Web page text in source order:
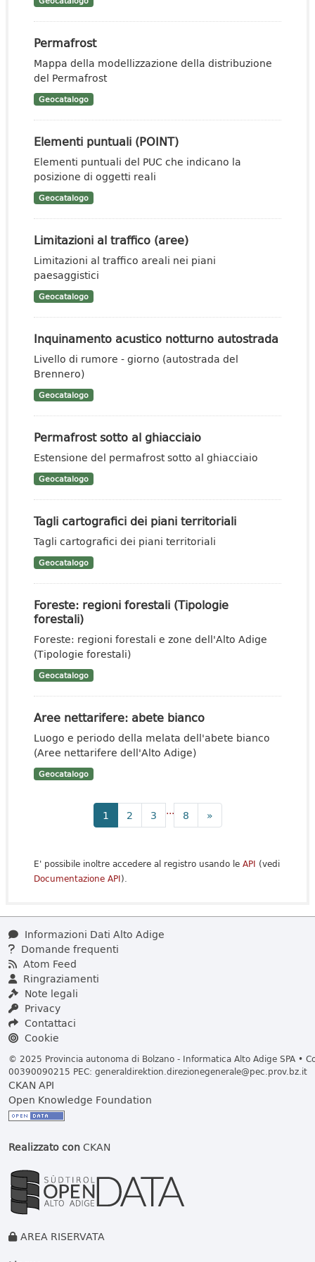
Permafrost
Mappa della modellizzazione della distribuzione
del Permafrost
Geocatalogo
Elementi puntuali (POINT)
Elementi puntuali del PUC che indicano la
posizione di oggetti reali
Geocatalogo
Limitazioni al traffico (aree)
Limitazioni al traffico areali nei piani
paesaggistici
Geocatalogo
Inquinamento acustico notturno autostrada
Livello di rumore - giorno (autostrada del
Brennero)
Geocatalogo
Permafrost sotto al ghiacciaio
Estensione del permafrost sotto al ghiacciaio
Geocatalogo
Tagli cartografici dei piani territoriali
Tagli cartografici dei piani territoriali
Geocatalogo
Foreste: regioni forestali (Tipologie
forestali)
Foreste: regioni forestali e zone dell'Alto Adige
(Tipologie forestali)
Geocatalogo
Aree nettarifere: abete bianco
Luogo e periodo della melata dell'abete bianco
(Aree nettarifere dell'Alto Adige)
Geocatalogo
1 2 3 ... 8 »
E' possibile inoltre accedere al registro usando le API (vedi
Documentazione API).
Informazioni Dati Alto Adige
Domande frequenti
Atom Feed
Ringraziamenti
Note legali
Privacy
Contattaci
Cookie
© 2025 Provincia autonoma di Bolzano - Informatica Alto Adige SPA •
00390090215 PEC: generaldirektion.direzionegenerale@pec.prov.bz.it
CKAN API
Open Knowledge Foundation
Realizzato conCKAN
AREA RISERVATA